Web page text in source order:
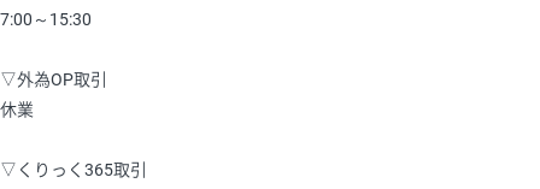
7:00～15:30
▽外為OP取引
休業
▽くりっく365取引